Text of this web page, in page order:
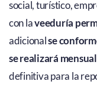
social, turístico,
con laveeduría
adicionalse
se realizará mensual
definitiva para la